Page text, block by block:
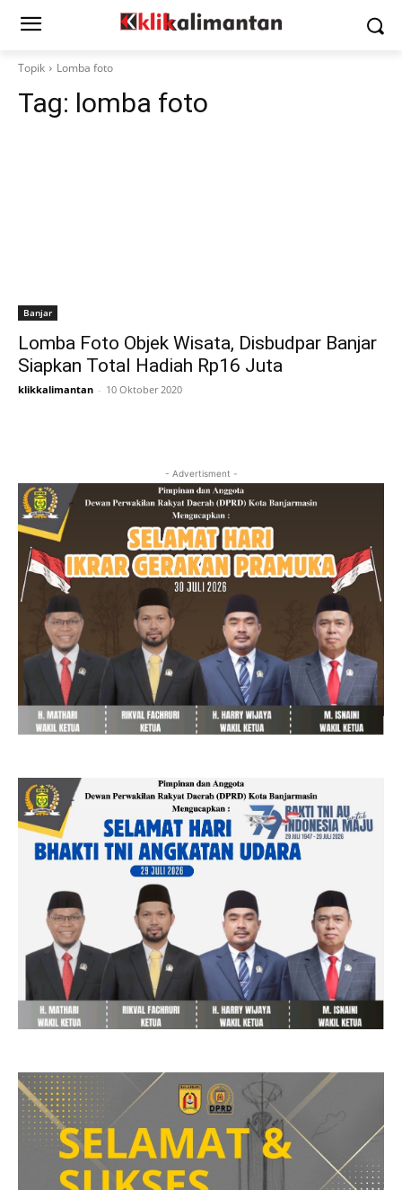
Topik Lomba foto
Tag: lomba foto
Banjar
Lomba Foto Objek Wisata, Disbudpar Banjar
Siapkan Total Hadiah Rp16 Juta
klikkalimantan - 10 Oktober 2020
- Advertisment -